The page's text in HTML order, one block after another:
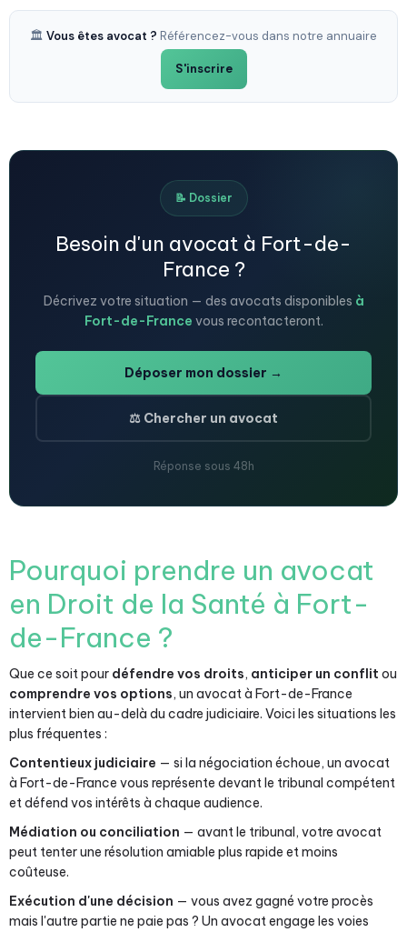
🏛️ Vous êtes avocat ? Référencez-vous dans notre annuaire
S'inscrire
📝 Dossier
Besoin d'un avocat à Fort-de-
France ?
Décrivez votre situation — des avocats disponibles à
Fort-de-France vous recontacteront.
Déposer mon dossier →
⚖️ Chercher un avocat
Réponse sous 48h
Pourquoi prendre un avocat
en Droit de la Santé à Fort-
de-France ?
Que ce soit pour défendre vos droits, anticiper un conflit ou
comprendre vos options, un avocat à Fort-de-France
intervient bien au-delà du cadre judiciaire. Voici les situations les
plus fréquentes :
Contentieux judiciaire — si la négociation échoue, un avocat
à Fort-de-France vous représente devant le tribunal compétent
et défend vos intérêts à chaque audience.
Médiation ou conciliation — avant le tribunal, votre avocat
peut tenter une résolution amiable plus rapide et moins
coûteuse.
Exécution d'une décision — vous avez gagné votre procès
mais l'autre partie ne paie pas ? Un avocat engage les voies